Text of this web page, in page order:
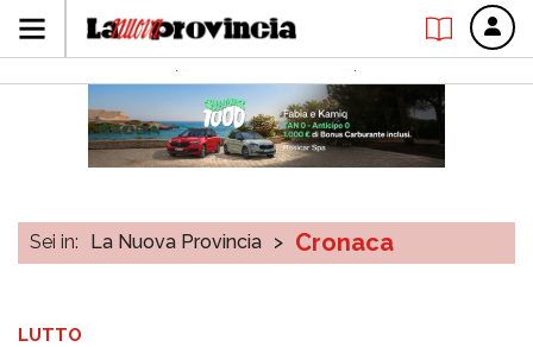
Sei in: La Nuova Provincia > Cronaca
LUTTO